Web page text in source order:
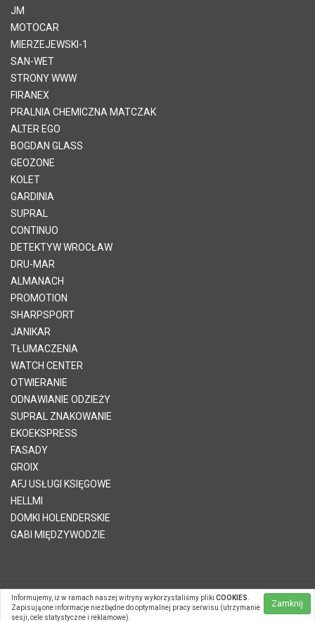
JM
MOTOCAR
MIERZEJEWSKI-1
SAN-WET
STRONY WWW
FIRANEX
PRALNIA CHEMICZNA MATCZAK
ALTER EGO
BOGDAN GLASS
GEOZONE
KOLET
GARDINIA
SUPRAL
CONTINUO
DETEKTYW WROCŁAW
DRU-MAR
ALMANACH
PROMOTION
SHARPSPORT
JANIKAR
TŁUMACZENIA
WATCH CENTER
OTWIERANIE
ODNAWIANIE ODZIEŻY
SUPRAL ZNAKOWANIE
EKOEKSPRESS
FASADY
GROIX
AFJ USŁUGI KSIĘGOWE
HELLMI
DOMKI HOLENDERSKIE
GABI MIĘDZYWODZIE
© 2026 Telvinet Sp. z o.o. | Kopiowanie treści zabronione |
Systemy CMS Telvinet.pl
Zamknij
Informujemy, iż w ramach naszej witryny wykorzystaliśmy pliki COOKIES
Zapisują one informacje niezbędne do optymalnej pracy serwisu (utrzymanie
sesji, cele statystyczne i reklamowe).